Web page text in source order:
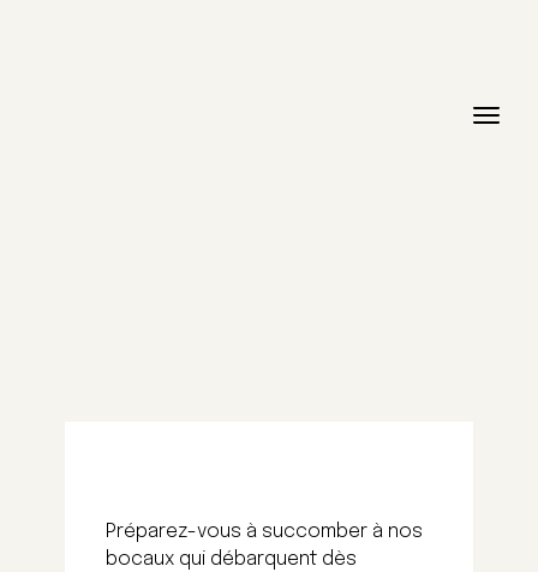
Préparez-vous à succomber à nos
bocaux qui débarquent dès